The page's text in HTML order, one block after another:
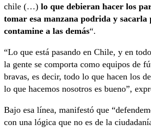
chile (…) lo que debieran hacer los
tomar esa manzana podrida y sacarla
contamine a las demás“.
“Lo que está pasando en Chile, y en
la gente se comporta como equipos de
bravas, es decir, todo lo que hacen los
lo que hacemos nosotros es bueno”,
Bajo esa línea, manifestó que
con una lógica que no es de la